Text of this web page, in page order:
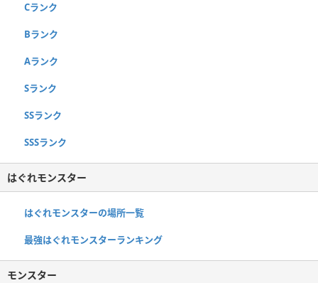
Cランク
Bランク
Aランク
Sランク
SSランク
SSSランク
はぐれモンスター
はぐれモンスターの場所一覧
最強はぐれモンスターランキング
モンスター